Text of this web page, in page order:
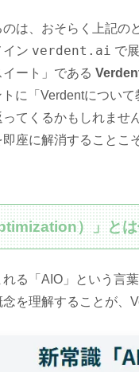
は、おそらく上記の
ン verdent.ai で
ート」である
に「Verdentについ
てくるかもしれま
座に解消すること
）」と
る「AIO」という言
を理解することが、